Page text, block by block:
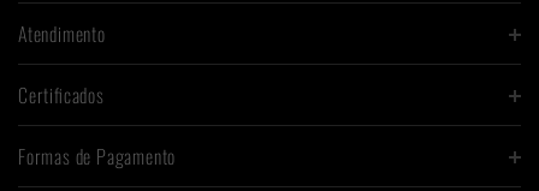
Atendimento
Certificados
Formas de Pagamento